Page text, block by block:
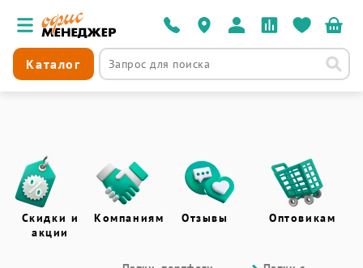
Каталог
Скидки и
акции
Компаниям Отзывы Оптовикам